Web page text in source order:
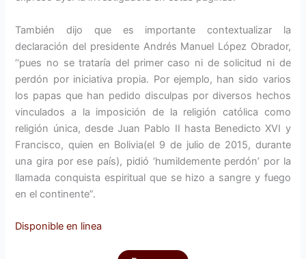
También dijo que es importante contextualizar la
declaración del presidente Andrés Manuel López Obrador,
‘‘pues no se trataría del primer caso ni de solicitud ni de
perdón por iniciativa propia. Por ejemplo, han sido varios
los papas que han pedido disculpas por diversos hechos
vinculados a la imposición de la religión católica como
religión única, desde Juan Pablo II hasta Benedicto XVI y
Francisco, quien en Bolivia(el 9 de julio de 2015, durante
una gira por ese país), pidió ‘humildemente perdón’ por la
llamada conquista espiritual que se hizo a sangre y fuego
en el continente”.
Disponible en linea